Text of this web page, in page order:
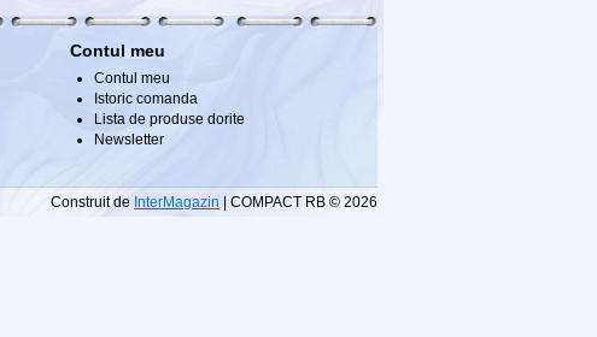
Contul meu
Contul meu
Istoric comanda
Lista de produse dorite
Newsletter
Construit de InterMagazin | COMPACT RB © 2026